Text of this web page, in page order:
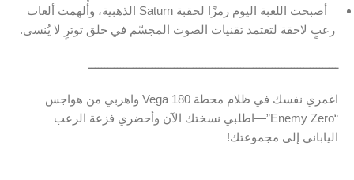
أصبحت اللعبة اليوم رمزًا لحقبة Saturn الذهبية، وأُلهمت ألعاب
رعبٍ لاحقة لتعتمد تقنيات الصوت المجسّم في خلق توترٍ لا يُنسى.
ـــــــــــــــــــــــــــــــــــــــــــــــــــــــــــــــــــــــــــــــ
اغمري نفسك في ظلام محطة Vega 180 واهربي من هواجس
“Enemy Zero”—اطلبي نسختك الآن وأحضري فزعة الرعب
الياباني إلى مجموعتك!